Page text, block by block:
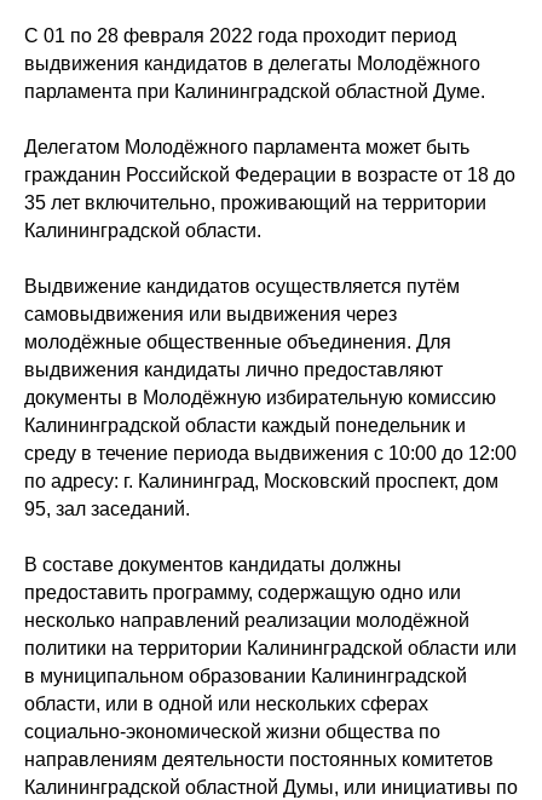
С 01 по 28 февраля 2022 года проходит период
выдвижения кандидатов в делегаты Молодёжного
парламента при Калининградской областной Думе.
Делегатом Молодёжного парламента может быть
гражданин Российской Федерации в возрасте от 18 до
35 лет включительно, проживающий на территории
Калининградской области.
Выдвижение кандидатов осуществляется путём
самовыдвижения или выдвижения через
молодёжные общественные объединения. Для
выдвижения кандидаты лично предоставляют
документы в Молодёжную избирательную комиссию
Калининградской области каждый понедельник и
среду в течение периода выдвижения с 10:00 до 12:00
по адресу: г. Калининград, Московский проспект, дом
95, зал заседаний.
В составе документов кандидаты должны
предоставить программу, содержащую одно или
несколько направлений реализации молодёжной
политики на территории Калининградской области или
в муниципальном образовании Калининградской
области, или в одной или нескольких сферах
социально-экономической жизни общества по
направлениям деятельности постоянных комитетов
Калининградской областной Думы, или инициативы по